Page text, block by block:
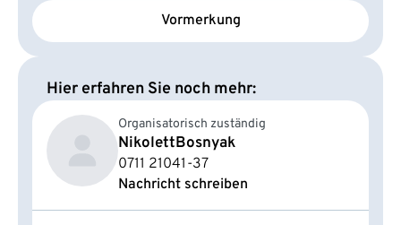
Vormerkung
Hier erfahren Sie noch mehr:
Organisatorisch zuständig
NikolettBosnyak
0711 21041-37
Nachricht schreiben